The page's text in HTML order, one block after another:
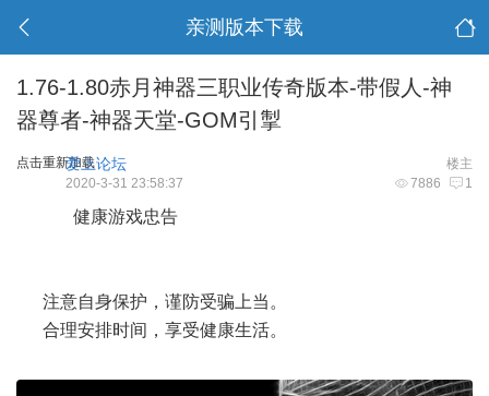
亲测版本下载
1.76-1.80赤月神器三职业传奇版本-带假人-神
器尊者-神器天堂-GOM引掣
点击重新加载 楼主
爱上论坛
7886 1
2020-3-31 23:58:37
健康游戏忠告
注意自身保护，谨防受骗上当。
合理安排时间，享受健康生活。